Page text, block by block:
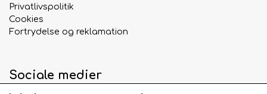
Privatlivspolitik
Cookies
Fortrydelse og reklamation
Sociale medier